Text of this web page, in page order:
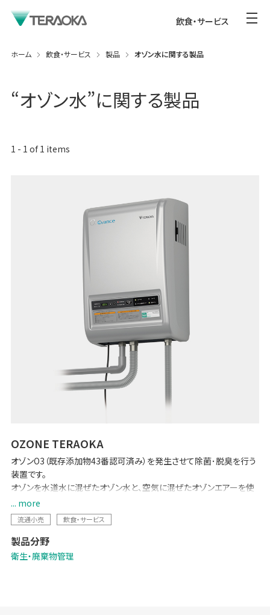
飲食・サービス
ホーム 飲食・サービス 製品 オゾン水に関する製品
“オゾン水”に関する製品
1 - 1 of1 items
OZONE TERAOKA
オゾンO3（既存添加物43番認可済み）を発生させて除菌･脱臭を行う
装置です。
オゾンを水道水に混ぜたオゾン水と、空気に混ぜたオゾンエアーを使
い分けることで、カビ・ぬめり除去、野菜の鮮度保持や害虫忌避など幅
広い用途に使用できます。
オゾンは空気中の酸素を原料に電気で作るのでとても経済的。
有害物質を一切残さない、環境にやさしい物質です。
手軽に衛生強化が図れ、お客様や働くスタッフの安心に寄与します。
... more
流通小売 飲食・サービス
製品分野
衛生・廃棄物管理